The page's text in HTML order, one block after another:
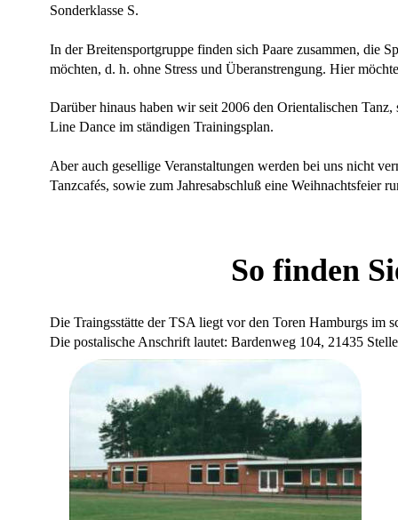
Sonderklasse S.
In der Breitensportgruppe finden sich Paare zusammen, die
möchten, d. h. ohne Stress und Überanstrengung. Hier
Darüber hinaus haben wir seit 2006 den Orientalischen
Line Dance im ständigen Trainingsplan.
Aber auch gesellige Veranstaltungen werden bei uns nicht
Tanzcafés, sowie zum Jahresabschluß eine Weihnachtsfeier
So finden
Die Traingsstätte der TSA liegt vor den Toren Hamburgs im
Die postalische Anschrift lautet: Bardenweg 104, 21435 Stelle